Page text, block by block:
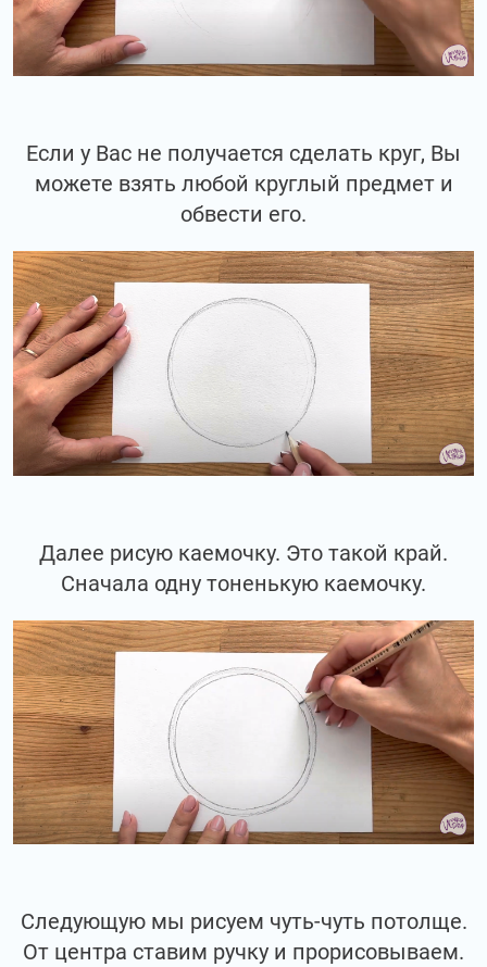
Если у Вас не получается сделать круг, Вы
можете взять любой круглый предмет и
обвести его.
Далее рисую каемочку. Это такой край.
Сначала одну тоненькую каемочку.
Следующую мы рисуем чуть-чуть потолще.
От центра ставим ручку и прорисовываем.